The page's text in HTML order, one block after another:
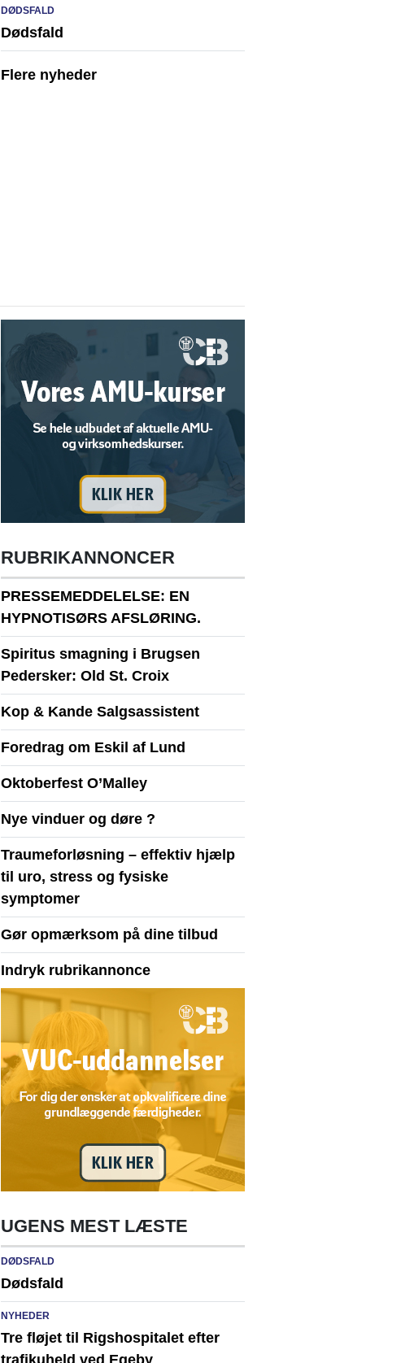
DØDSFALD
Dødsfald
Flere nyheder
RUBRIKANNONCER
PRESSEMEDDELELSE: EN
HYPNOTISØRS AFSLØRING.
Spiritus smagning i Brugsen
Pedersker: Old St. Croix
Kop & Kande Salgsassistent
Foredrag om Eskil af Lund
Oktoberfest O’Malley
Nye vinduer og døre ?
Traumeforløsning – effektiv hjælp
til uro, stress og fysiske
symptomer
Gør opmærksom på dine tilbud
Indryk rubrikannonce
UGENS MEST LÆSTE
DØDSFALD
Dødsfald
NYHEDER
Tre fløjet til Rigshospitalet efter
trafikuheld ved Egeby